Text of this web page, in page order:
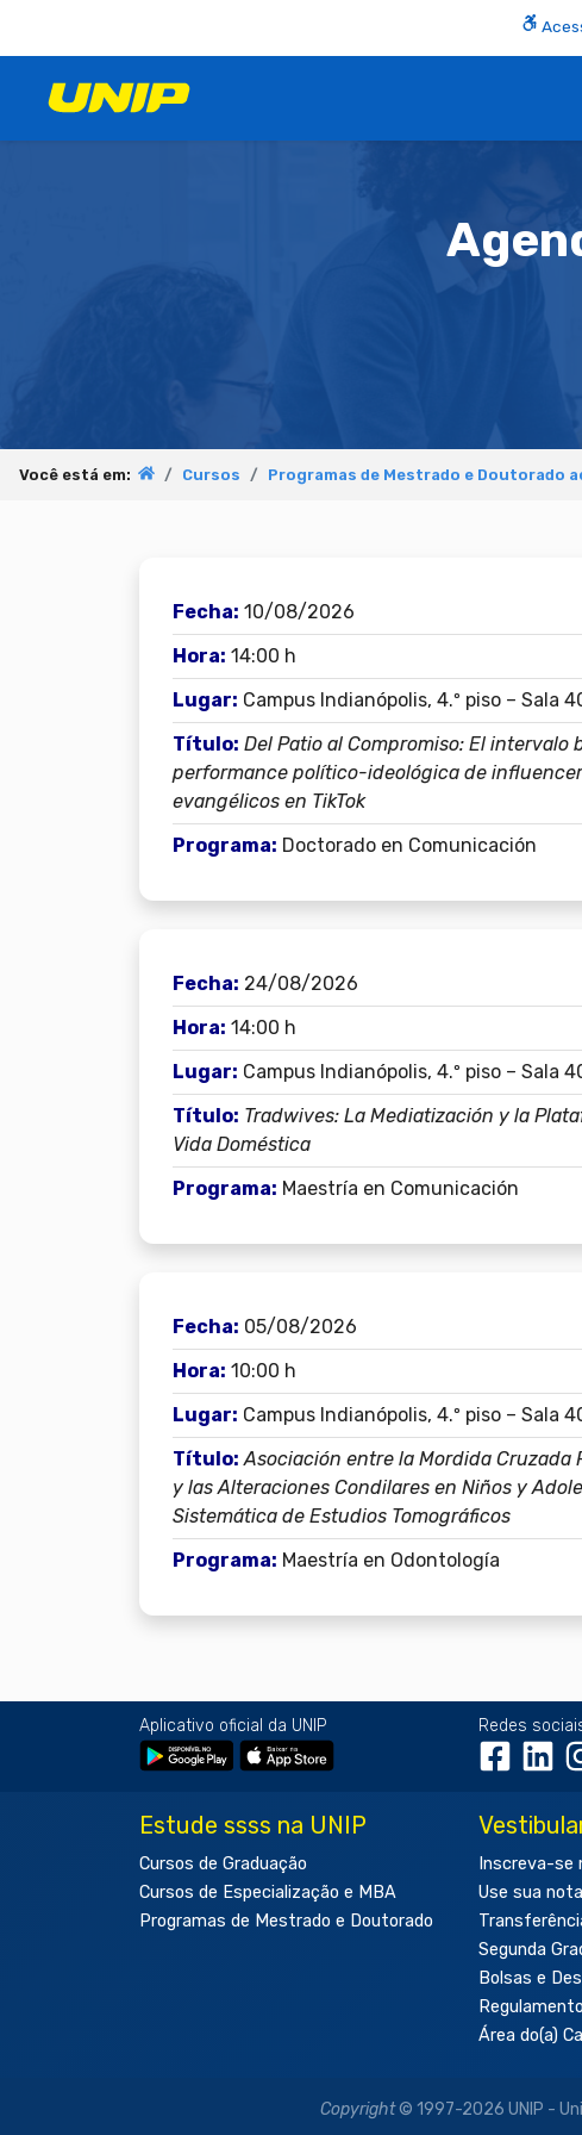
Você está em: Cursos Programas de Mestrado e Doutorado
Fecha: 10/08/2026
Hora: 14:00 h
Lugar: Campus Indianópolis, 4.º piso – Sala
Título: Del Patio al Compromiso: El intervalo
performance político-ideológica de
evangélicos en TikTok
Programa: Doctorado en Comunicación
Fecha: 24/08/2026
Hora: 14:00 h
Lugar: Campus Indianópolis, 4.º piso – Sala
Título: Tradwives: La Mediatización y la
Vida Doméstica
Programa: Maestría en Comunicación
Fecha: 05/08/2026
Hora: 10:00 h
Lugar: Campus Indianópolis, 4.º piso – Sala
Título: Asociación entre la Mordida Cruzada
y las Alteraciones Condilares en Niños y
Sistemática de Estudios Tomográficos
Programa: Maestría en Odontología
Aplicativo oficial da UNIP Redes
Estude ssss na UNIP
Cursos de Graduação
Cursos de Especialização e MBA
Programas de Mestrado e Doutorado
Inscreva-se
Use sua
Segunda
Bolsas e
Área do(a)
Copyright© 1997-2026 UNIP -